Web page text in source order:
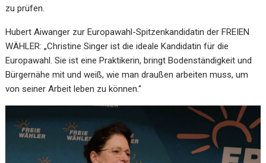
zu prüfen.
Hubert Aiwanger zur Europawahl-Spitzenkandidatin der FREIEN
WÄHLER: „Christine Singer ist die ideale Kandidatin für die
Europawahl. Sie ist eine Praktikerin, bringt Bodenständigkeit und
Bürgernähe mit und weiß, wie man draußen arbeiten muss, um
von seiner Arbeit leben zu können.“